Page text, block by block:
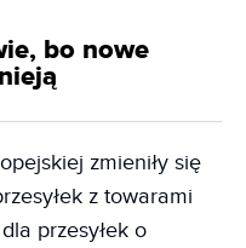
bo nowe
zmieniły się
z towarami
przesyłek o